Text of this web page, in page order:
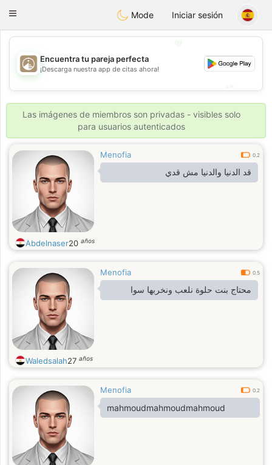
B ahebik
Toggle
Mode Iniciar sesión
💖
💕
Encuentra tu pareja perfecta
¡Descarga nuestra app de citas ahora!
Las imágenes de miembros son privadas - visibles solo
para usuarios autenticados
Menofia 0.2
قد الدنيا والدنيا مش قدي
Abdelnaser20 años
Menofia 0.5
محتاج بنت حلوة نلعب ونخربها سوا
Waledsalah27 años
Menofia 0.2
mahmoudmahmoudmahmoud